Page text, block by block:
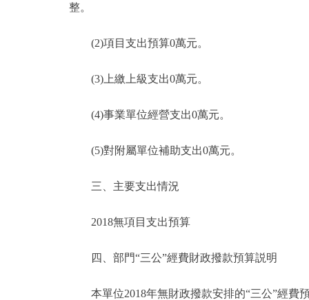
整。
(2)項目支出預算0萬元。
(3)上繳上級支出0萬元。
(4)事業單位經營支出0萬元。
(5)對附屬單位補助支出0萬元。
三、主要支出情況
2018無項目支出預算
四、部門“三公”經費財政撥款預算説明
本單位2018年無財政撥款安排的“三公”經費